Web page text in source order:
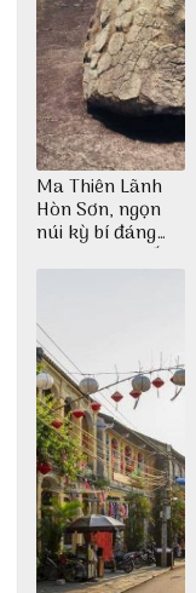
Ma Thiên Lãnh
Hòn Sơn, ngọn
núi kỳ bí đáng
khám phá nhất